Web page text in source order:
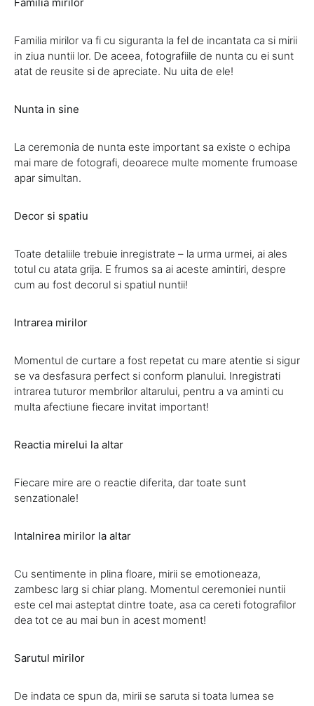
Familia mirilor va fi cu siguranta la fel de incantata ca si mirii
in ziua nuntii lor. De aceea, fotografiile de nunta cu ei sunt
atat de reusite si de apreciate. Nu uita de ele!
Nunta in sine
La ceremonia de nunta este important sa existe o echipa
mai mare de fotografi, deoarece multe momente frumoase
apar simultan.
Decor si spatiu
Toate detaliile trebuie inregistrate – la urma urmei, ai ales
totul cu atata grija. E frumos sa ai aceste amintiri, despre
cum au fost decorul si spatiul nuntii!
Intrarea mirilor
Momentul de curtare a fost repetat cu mare atentie si sigur
se va desfasura perfect si conform planului. Inregistrati
intrarea tuturor membrilor altarului, pentru a va aminti cu
multa afectiune fiecare invitat important!
Reactia mirelui la altar
Fiecare mire are o reactie diferita, dar toate sunt
senzationale!
Intalnirea mirilor la altar
Cu sentimente in plina floare, mirii se emotioneaza,
zambesc larg si chiar plang. Momentul ceremoniei nuntii
este cel mai asteptat dintre toate, asa ca cereti fotografilor
dea tot ce au mai bun in acest moment!
Sarutul mirilor
De indata ce spun da, mirii se saruta si toata lumea se